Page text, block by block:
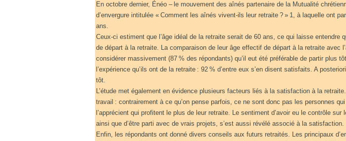
En octobre dernier, Énéo – le mouvement des aînés partenaire de la Mutualité
d’envergure intitulée « Comment les aînés vivent-ils leur retraite ? » 1, à laquelle ont
ans.
Ceux-ci estiment que l’âge idéal de la retraite serait de 60 ans, ce qui laisse entendre
de départ à la retraite. La comparaison de leur âge effectif de départ à la retraite avec
considérer massivement (87 % des répondants) qu’il eut été préférable de partir plus
l’expérience qu’ils ont de la retraite : 92 % d’entre eux s’en disent satisfaits. A
tôt.
L’étude met également en évidence plusieurs facteurs liés à la satisfaction à la
travail : contrairement à ce qu’on pense parfois, ce ne sont donc pas les personnes
l’apprécient qui profitent le plus de leur retraite. Le sentiment d’avoir eu le contrôle sur
ainsi que d’être parti avec de vrais projets, s’est aussi révélé associé à la satisfaction.
Enfin, les répondants ont donné divers conseils aux futurs retraités. Les principaux